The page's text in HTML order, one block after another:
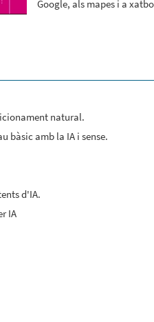
Google, als mapes i a
natural.
bàsic amb la IA i sense.
d'IA.
IA